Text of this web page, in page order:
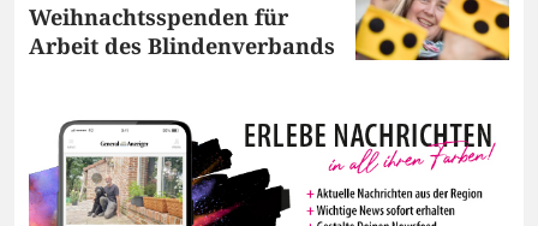
Weihnachtsspenden für
Arbeit des Blindenverbands